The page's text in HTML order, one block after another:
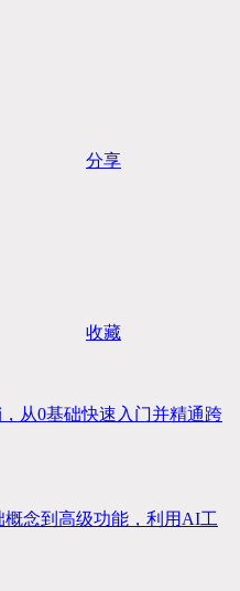
分享
收藏
从0基础快速入门并精通跨
念到高级功能，利用AI工